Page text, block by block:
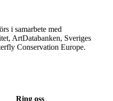
i samarbete med
ArtDatabanken, Sveriges
Conservation Europe.
Ring oss